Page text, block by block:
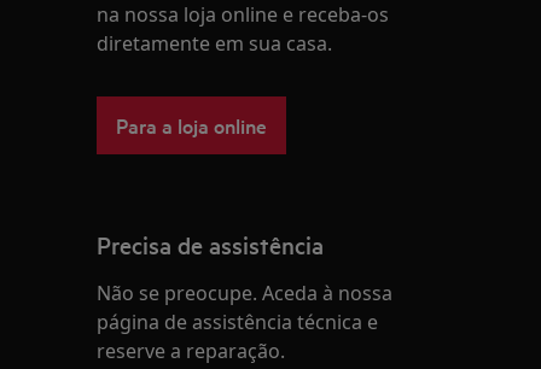
na nossa loja online e receba-os
diretamente em sua casa.
Para a loja online
Precisa de assistência
Não se preocupe. Aceda à nossa
página de assistência técnica e
reserve a reparação.